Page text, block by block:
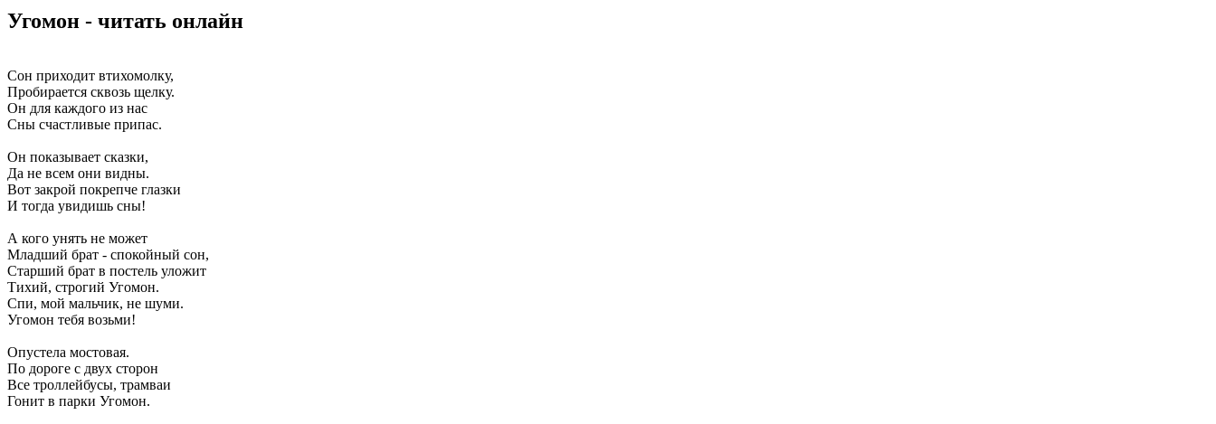
Угомон - читать онлайн
Сон приходит втихомолку,
Пробирается сквозь щелку.
Он для каждого из нас
Сны счастливые припас.
Он показывает сказки,
Да не всем они видны.
Вот закрой покрепче глазки
И тогда увидишь сны!
А кого унять не может
Младший брат - спокойный сон,
Старший брат в постель уложит
Тихий, строгий Угомон.
Спи, мой мальчик, не шуми.
Угомон тебя возьми!
Опустела мостовая.
По дороге с двух сторон
Все троллейбусы, трамваи
Гонит в парки Угомон.